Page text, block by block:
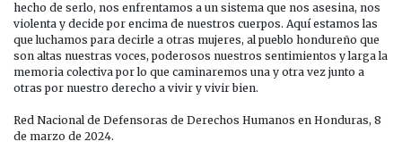
hecho de serlo, nos enfrentamos a un sistema que nos asesina, nos
violenta y decide por encima de nuestros cuerpos. Aquí estamos las
que luchamos para decirle a otras mujeres, al pueblo hondureño que
son altas nuestras voces, poderosos nuestros sentimientos y larga la
memoria colectiva por lo que caminaremos una y otra vez junto a
otras por nuestro derecho a vivir y vivir bien.
Red Nacional de Defensoras de Derechos Humanos en Honduras, 8
de marzo de 2024.